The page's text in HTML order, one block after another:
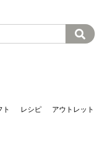
ト レシピ アウトレット